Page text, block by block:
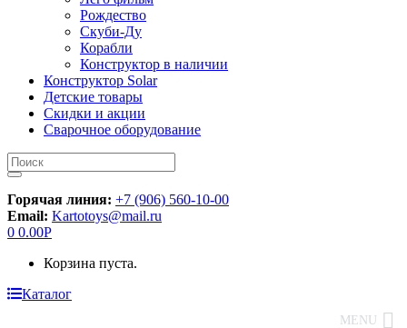
Рождество
Скуби-Ду
Корабли
Конструктор в наличии
Конструктор Solar
Детские товары
Скидки и акции
Сварочное оборудование
Искать:
Горячая линия: +7 (906) 560-10-00
Email: Kartotoys@mail.ru
0 0.00Р
Корзина пуста.
Каталог
MENU